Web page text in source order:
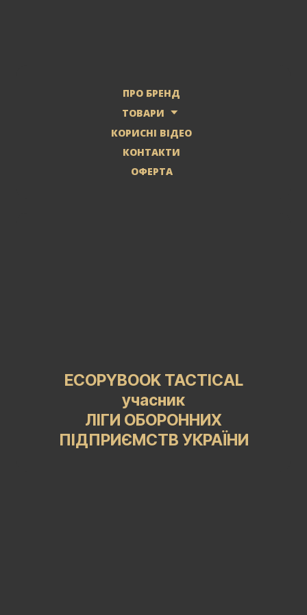
ПРО БРЕНД
ТОВАРИ
КОРИСНІ ВІДЕО
КОНТАКТИ
ОФЕРТА
ECOPYBOOK TACTICAL
учасник
ЛІГИ ОБОРОННИХ
ПІДПРИЄМСТВ УКРАЇНИ